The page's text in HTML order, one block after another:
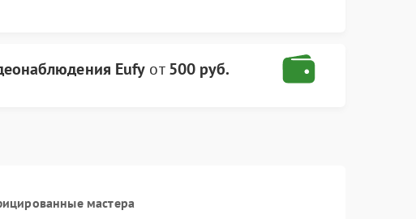
Eufy от500 руб.
мастера